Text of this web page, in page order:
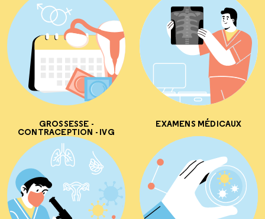
GROSSESSE -
CONTRACEPTION - IVG
EXAMENS MÉDICAUX